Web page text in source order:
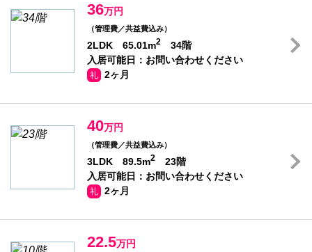
36万円
（管理費／共益費込み）
2LDK 65.01m2
34階
入居可能日：お問い合わせください
礼 2ヶ月
40万円
（管理費／共益費込み）
3LDK 89.5m2
23階
入居可能日：お問い合わせください
礼 2ヶ月
22.5万円